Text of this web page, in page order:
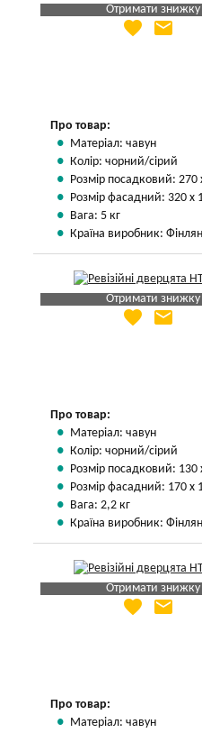
Отримати знижку
Яка Ваша ціна
favorite email
Про товар:
Матеріал: чавун
Колір: чорний/сірий
Розмір посадковий:
Розмір фасадний: 320 х
Вага: 5 кг
Країна виробник:
Отримати знижку
Яка Ваша ціна
favorite email
Про товар:
Матеріал: чавун
Колір: чорний/сірий
Розмір посадковий:
Розмір фасадний: 170 х
Вага: 2,2 кг
Країна виробник:
Отримати знижку
Яка Ваша ціна
favorite email
Про товар:
Матеріал: чавун